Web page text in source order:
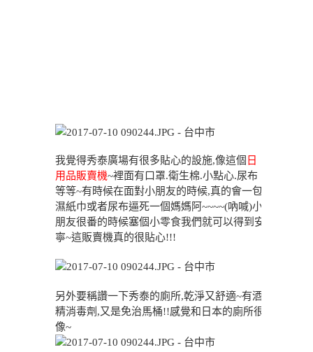
我覺得秀泰廣場有很多貼心的設施,像這個 日
用品販賣機~裡面有口罩.衛生棉.小點心.尿布
等等~有時候在面對小朋友的時候,真的會一包
濕紙巾或者尿布逼死一個媽媽阿~~~~(吶喊)小
朋友很番的時候塞個小零食我們就可以得到安
寧~這販賣機真的很貼心!!!
另外要稱讚一下秀泰的廁所,乾淨又舒適~有酒
精消毒劑,又是免治馬桶!!感覺和日本的廁所很
像~